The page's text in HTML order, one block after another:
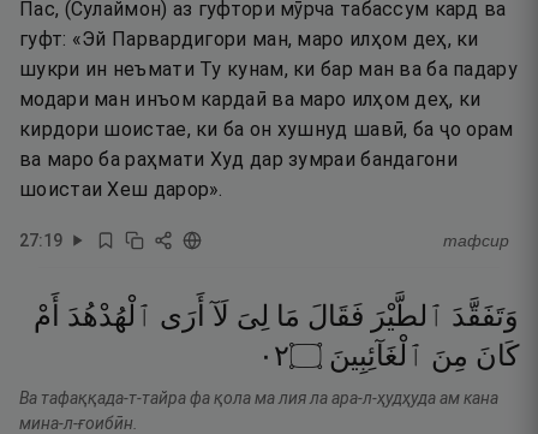
Пас, (Сулаймон) аз гуфтори мӯрча табассум кард ва
гуфт: «Эй Парвардигори ман, маро илҳом деҳ, ки
шукри ин неъмати Ту кунам, ки бар ман ва ба падару
модари ман инъом кардаӣ ва маро илҳом деҳ, ки
кирдори шоистае, ки ба он хушнуд шавӣ, ба ҷо орам
ва маро ба раҳмати Худ дар зумраи бандагони
шоистаи Хеш дарор».
27:19 тафсир
وَتَفَقَّدَ ٱلطَّيْرَ فَقَالَ مَا لِىَ لَآ أَرَى ٱلْهُدْهُدَ
أَمْ
كَانَ مِنَ ٱلْغَآئِبِينَ ۝٢٠
Ва тафаққада-т-тайра фа қола ма лия ла ара-л-ҳудҳуда ам кана
мина-л-ғоибӣн.